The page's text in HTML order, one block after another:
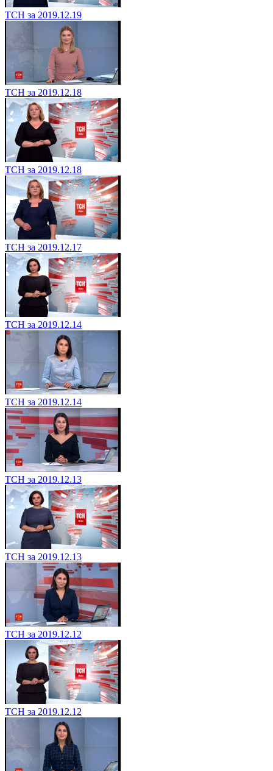
ТСН за 2019.12.19
ТСН за 2019.12.18
ТСН за 2019.12.18
ТСН за 2019.12.17
ТСН за 2019.12.14
ТСН за 2019.12.14
ТСН за 2019.12.13
ТСН за 2019.12.13
ТСН за 2019.12.12
ТСН за 2019.12.12